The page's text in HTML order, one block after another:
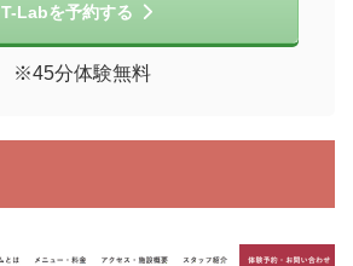
T-Labを予約する
※45分体験無料